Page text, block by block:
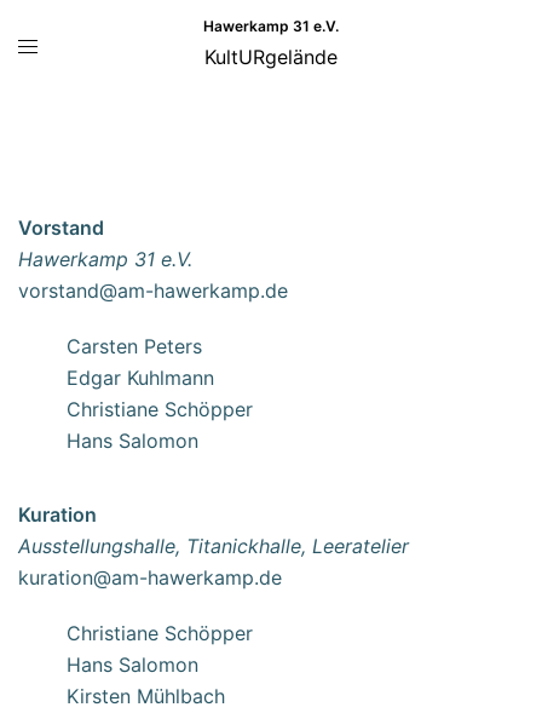
InhaltMenü
Hawerkamp 31 e.V.
KultURgelände
Vorstand
Hawerkamp 31 e.V.
vorstand@am-hawerkamp.de
Carsten Peters
Edgar Kuhlmann
Christiane Schöpper
Hans Salomon
Kuration
Ausstellungshalle, Titanickhalle, Leeratelier
kuration@am-hawerkamp.de
Christiane Schöpper
Hans Salomon
Kirsten Mühlbach